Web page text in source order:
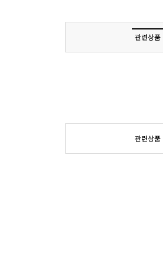
관련상품
관련상품